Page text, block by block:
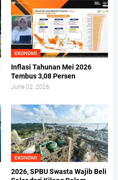
EKONOMI
Inflasi Tahunan Mei 2026
Tembus 3,08 Persen
June 02, 2026
EKONOMI
2026, SPBU Swasta Wajib Beli